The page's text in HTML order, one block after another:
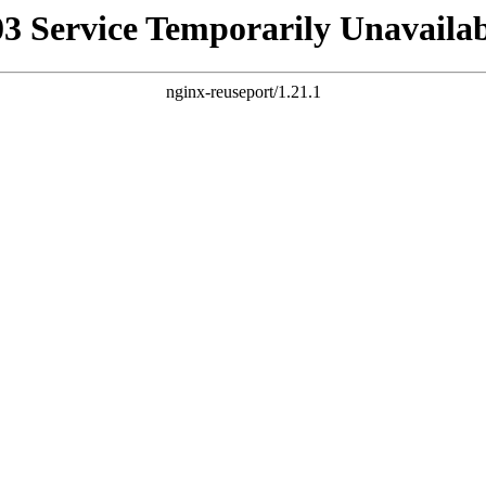
Service Temporarily
nginx-reuseport/1.21.1